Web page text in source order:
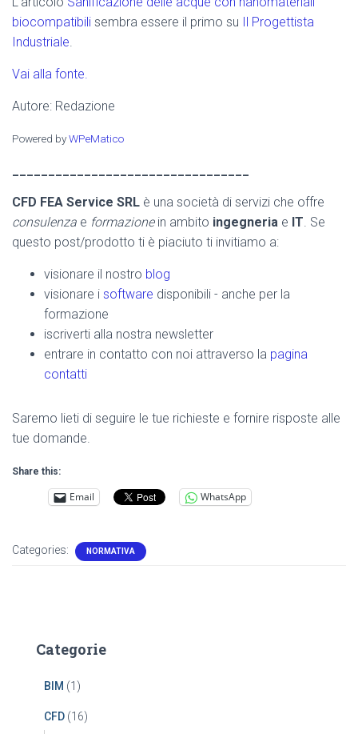
biocompatibili sembra essere il primo su Il Progettista
Industriale
Vai alla fonte.
Autore: Redazione
Powered byWPeMatico
CFD FEA Service SRL è una società di servizi che offre
consulenza e formazionein ambito ingegneria e IT . Se
questo post/prodotto ti è piaciuto ti invitiamo a:
visionare il nostro blog
visionare i software disponibili - anche per la
formazione
iscriverti alla nostra newsletter
entrare in contatto con noi attraverso la pagina
contatti
Saremo lieti di seguire le tue richieste e fornire risposte alle
tue domande.
Share this:
Email WhatsApp
Categories: NORMATIVA
Categorie
BIM (1)
CFD (16)